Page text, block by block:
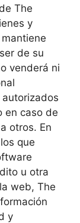
The
y
de su
venderá ni
en caso de
otros. En
que
u otra
web, The
y